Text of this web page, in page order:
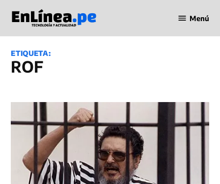
contenido
en Línea
Menú
ETIQUETA:
ROF